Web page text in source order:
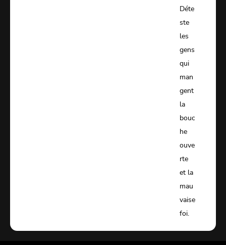
Déte
ste
les
gens
qui
man
gent
la
bouc
he
ouve
rte
et la
mau
vaise
foi.